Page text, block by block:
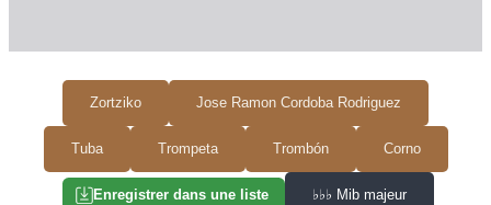
Zortziko Jose Ramon Cordoba Rodriguez
Tuba Trompeta Trombón Corno
Enregistrer dans une liste ♭♭♭ Mib majeur